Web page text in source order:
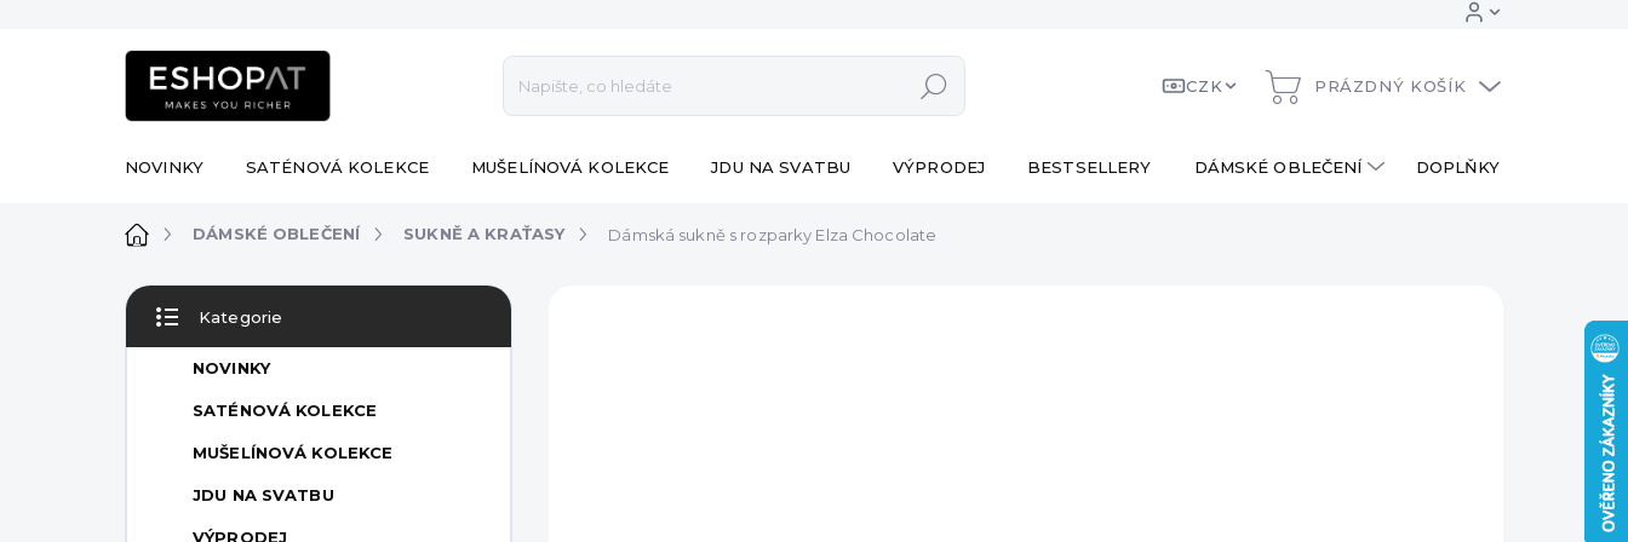
Hledat
CZK
NÁKUPNÍ
PRÁZDNÝ KOŠÍK
NOVINKY SATÉNOVÁ KOLEKCE MUŠELÍNOVÁ KOLEKCE JDU NA SVATBU VÝPRODEJ BESTSELLERY DÁMSKÉ OBLEČENÍ DOPLŇKY
DomůDÁMSKÉ OBLEČENÍ SUKNĚ A KRAŤASY Dámská sukně s rozparky Elza Chocolate
P
s
kategorie
Kategorie
NOVINKY
SATÉNOVÁ KOLEKCE
MUŠELÍNOVÁ KOLEKCE
JDU NA SVATBU
VÝPRODEJ